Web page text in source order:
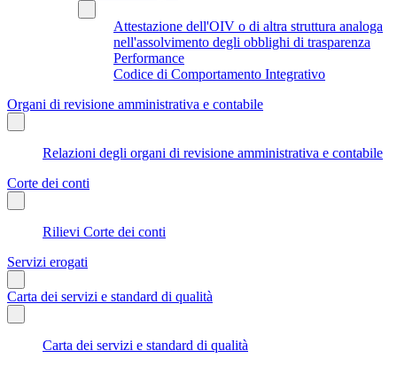
Attestazione dell'OIV o di altra struttura analoga
nell'assolvimento degli obblighi di trasparenza
Performance
Codice di Comportamento Integrativo
Organi di revisione amministrativa e contabile
Relazioni degli organi di revisione amministrativa e contabile
Corte dei conti
Rilievi Corte dei conti
Servizi erogati
Carta dei servizi e standard di qualità
Carta dei servizi e standard di qualità